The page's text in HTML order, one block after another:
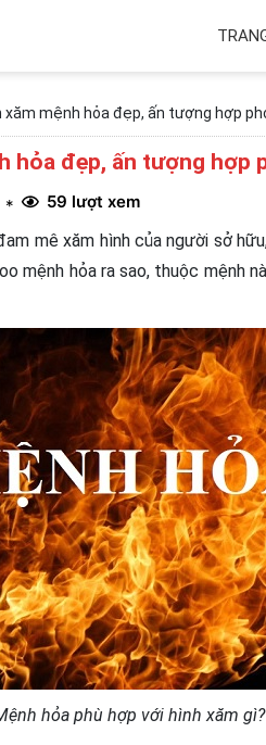
xăm mệnh hỏa đẹp, ấn tượng hợp
hỏa đẹp, ấn tượng hợp
*
59 lượt xem
mê xăm hình của người sở
mệnh hỏa ra sao, thuộc mệnh
hỏa phù hợp với hình xăm gì?